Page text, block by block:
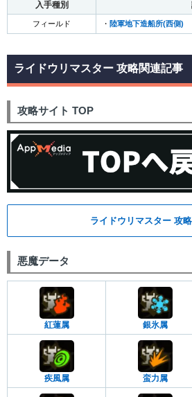
入手種別
フィールド ・ 陸軍地下造船所(西側)
ライドウリマスター 攻略関連記事
攻略サイト TOP
ライドウリマスター 攻
悪魔データ
紅蓮属 銀氷属
疾風属 蛮力属